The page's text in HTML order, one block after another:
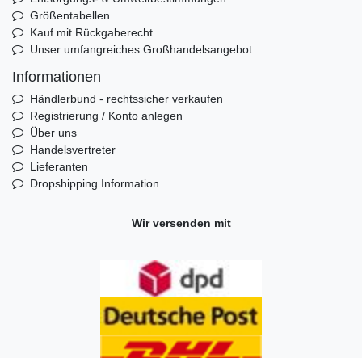
Größentabellen
Kauf mit Rückgaberecht
Unser umfangreiches Großhandelsangebot
Informationen
Händlerbund - rechtssicher verkaufen
Registrierung / Konto anlegen
Über uns
Handelsvertreter
Lieferanten
Dropshipping Information
Wir versenden mit